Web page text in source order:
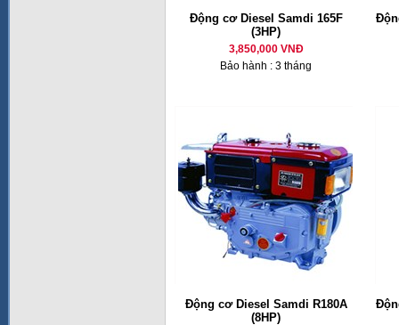
Động cơ Diesel Samdi 165F
(3HP)
3,850,000 VNĐ
Bảo hành : 3 tháng
Động cơ Diesel Samdi R180A
(8HP)